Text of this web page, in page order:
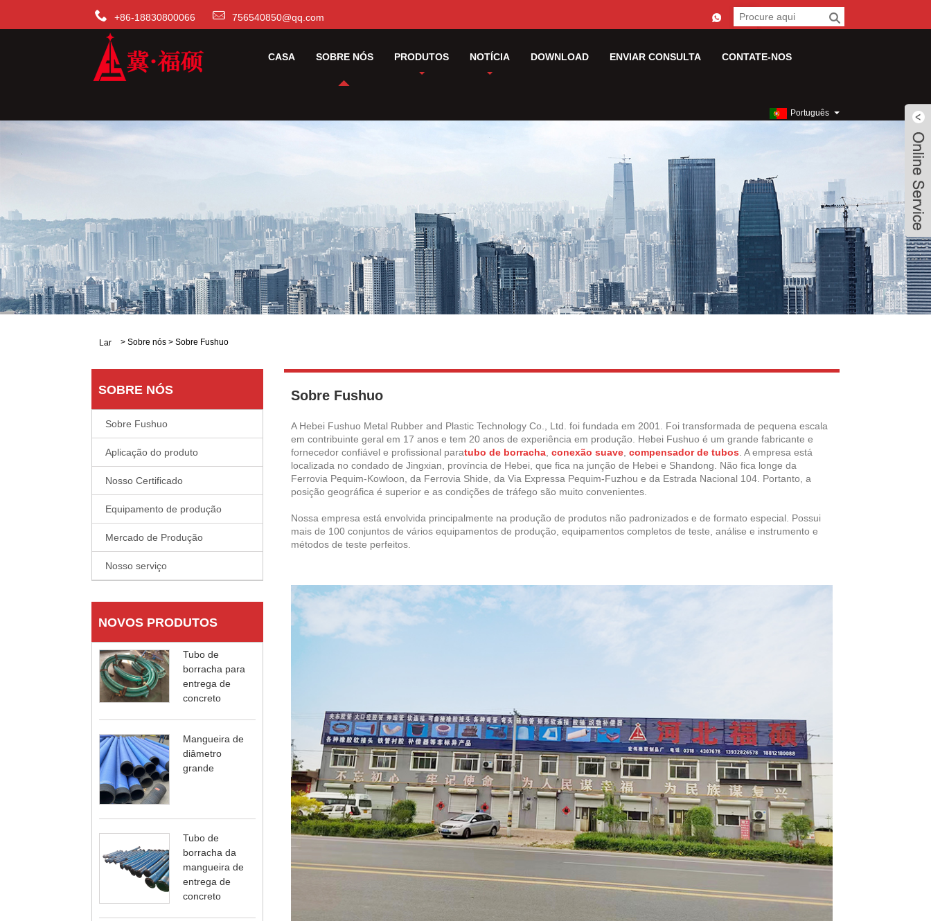
+86-18830800066 756540850@qq.com
CASA SOBRE NÓS PRODUTOS NOTÍCIA DOWNLOAD ENVIAR CONSULTA CONTATE-NOS
Português
Lar > Sobre nós > Sobre Fushuo
SOBRE NÓS
Sobre Fushuo
Aplicação do produto
Nosso Certificado
Equipamento de produção
Mercado de Produção
Nosso serviço
NOVOS PRODUTOS
Tubo de
borracha para
entrega de
concreto
Mangueira de
diâmetro
grande
Tubo de
borracha da
mangueira de
entrega de
concreto
Sobre Fushuo
A Hebei Fushuo Metal Rubber and Plastic Technology Co., Ltd. foi fundada em 2001. Foi transformada de pequena escala
em contribuinte geral em 17 anos e tem 20 anos de experiência em produção. Hebei Fushuo é um grande fabricante e
fornecedor confiável e profissional paratubo de borracha, conexão suave, compensador de tubos. A empresa está
localizada no condado de Jingxian, província de Hebei, que fica na junção de Hebei e Shandong. Não fica longe da
Ferrovia Pequim-Kowloon, da Ferrovia Shide, da Via Expressa Pequim-Fuzhou e da Estrada Nacional 104. Portanto, a
posição geográfica é superior e as condições de tráfego são muito convenientes.
Nossa empresa está envolvida principalmente na produção de produtos não padronizados e de formato especial. Possui
mais de 100 conjuntos de vários equipamentos de produção, equipamentos completos de teste, análise e instrumento e
métodos de teste perfeitos.